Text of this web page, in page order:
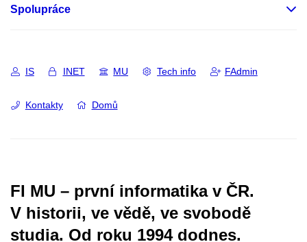
Spolupráce
IS INET MU Tech info FAdmin
Kontakty Domů
FI MU – první informatika v ČR.
V historii, ve vědě, ve svobodě
studia. Od roku 1994 dodnes.